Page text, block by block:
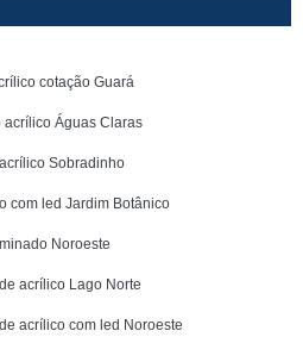
cotação Guará
acrílico Águas Claras
Sobradinho
com led Jardim Botânico
Noroeste
acrílico Lago Norte
acrílico com led Noroeste